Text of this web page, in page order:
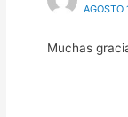
AGOSTO
Muchas